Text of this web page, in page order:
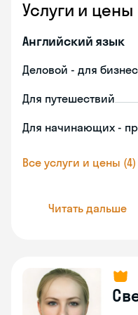
Услуги и цены
Английский язык
Деловой - для
Для путешествий
Для начинающих -
Все услуги и цены (4)
Читать дальше